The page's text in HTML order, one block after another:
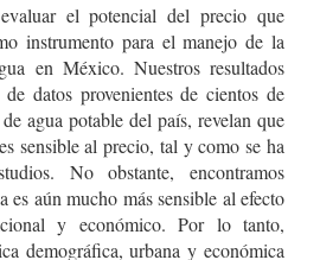
el potencial del precio que
instrumento para el manejo de la
en México. Nuestros resultados
datos provenientes de cientos de
agua potable del país, revelan que
sensible al precio, tal y como se ha
No obstante, encontramos
es aún mucho más sensible al efecto
y económico. Por lo tanto,
demográfica, urbana y económica